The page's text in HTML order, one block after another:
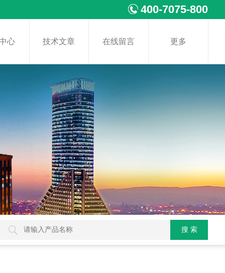
400-7075-800
心 技术文章 在线留言 更多